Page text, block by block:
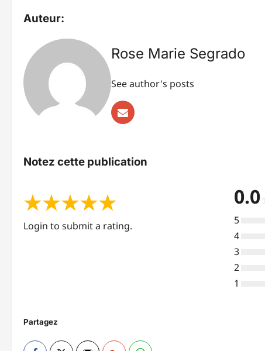
Auteur:
Rose Marie Segrado
See author's posts
Notez cette publication
★★★★★
Login to submit a rating.
0.0★
5
4
3
2
1
Partagez